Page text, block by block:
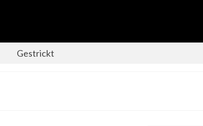
Gestrickt